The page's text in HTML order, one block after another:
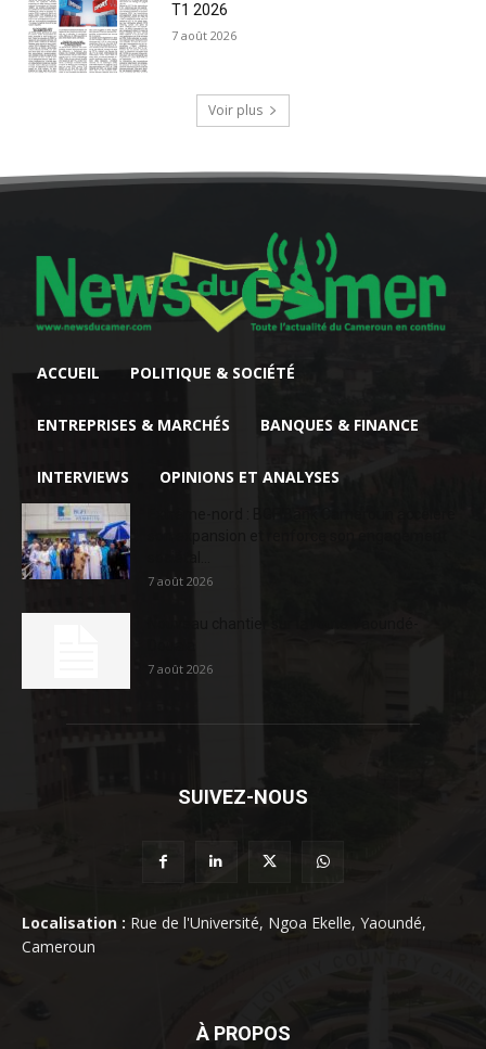
T1 2026
7 août 2026
Voir plus
ACCUEIL POLITIQUE & SOCIÉTÉ
ENTREPRISES & MARCHÉS BANQUES & FINANCE
INTERVIEWS OPINIONS ET ANALYSES
7 août 2026
7 août 2026
SUIVEZ-NOUS
Localisation : Rue de l'Université, Ngoa Ekelle, Yaoundé,
Cameroun
À PROPOS